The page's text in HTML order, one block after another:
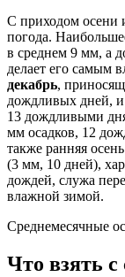
С приходом осени
погода.
в среднем 9 мм, а
делает его самым
декабрь,
дождливых дней, и
13 дождливыми
мм осадков, 12
также ранняя
(3 мм, 10 дней),
дождей, служа
влажной зимой.
Среднемесячные
Что взять с